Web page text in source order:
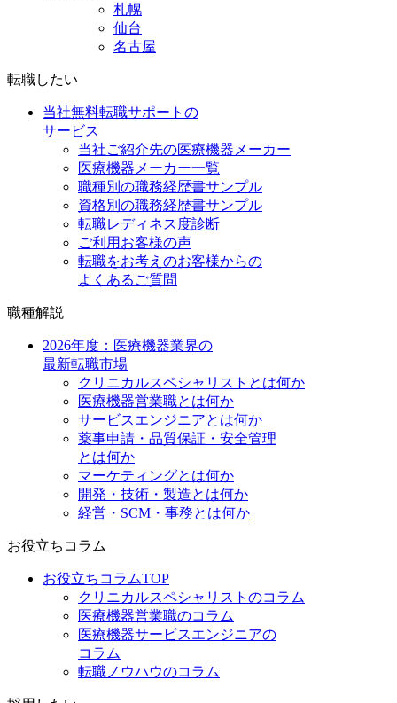
札幌
仙台
名古屋
転職したい
当社無料転職サポートの
サービス
当社ご紹介先の医療機器メーカー
医療機器メーカー一覧
職種別の職務経歴書サンプル
資格別の職務経歴書サンプル
転職レディネス度診断
ご利用お客様の声
転職をお考えのお客様からの
よくあるご質問
職種解説
2026年度：医療機器業界の
最新転職市場
クリニカルスペシャリストとは何か
医療機器営業職とは何か
サービスエンジニアとは何か
薬事申請・品質保証・安全管理
とは何か
マーケティングとは何か
開発・技術・製造とは何か
経営・SCM・事務とは何か
お役立ちコラム
お役立ちコラムTOP
クリニカルスペシャリストのコラム
医療機器営業職のコラム
医療機器サービスエンジニアの
コラム
転職ノウハウのコラム